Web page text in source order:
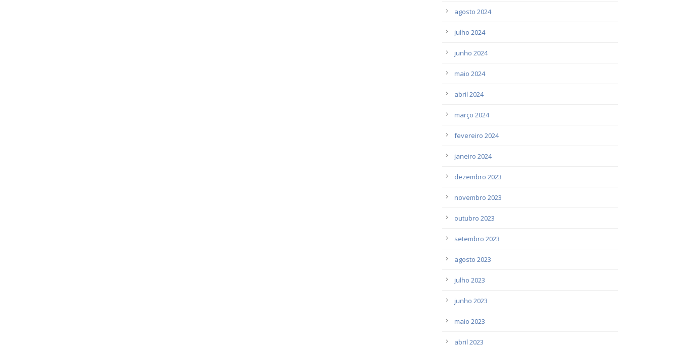
agosto 2024
julho 2024
junho 2024
maio 2024
abril 2024
março 2024
fevereiro 2024
janeiro 2024
dezembro 2023
novembro 2023
outubro 2023
setembro 2023
agosto 2023
julho 2023
junho 2023
maio 2023
abril 2023